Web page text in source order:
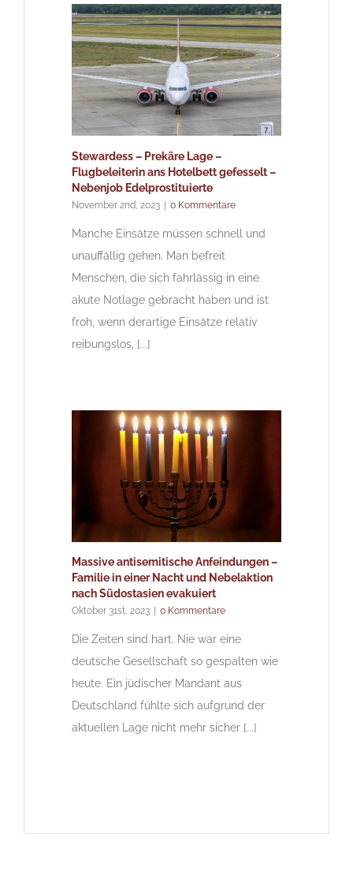
Stewardess – Prekäre Lage –
Flugbeleiterin ans Hotelbett gefesselt –
Nebenjob Edelprostituierte
November 2nd, 2023 0 Kommentare
Manche Einsätze müssen schnell und
unauffällig gehen. Man befreit
Menschen, die sich fahrlässig in eine
akute Notlage gebracht haben und ist
froh, wenn derartige Einsätze relativ
reibungslos, [...]
Massive antisemitische Anfeindungen –
Familie in einer Nacht und Nebelaktion
nach Südostasien evakuiert
Oktober 31st, 2023 0 Kommentare
Die Zeiten sind hart. Nie war eine
deutsche Gesellschaft so gespalten wie
heute. Ein jüdischer Mandant aus
Deutschland fühlte sich aufgrund der
aktuellen Lage nicht mehr sicher [...]